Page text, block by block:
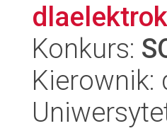
Konkurs:
Kierownik: